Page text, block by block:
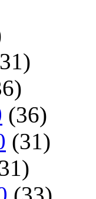
(36)
(31)